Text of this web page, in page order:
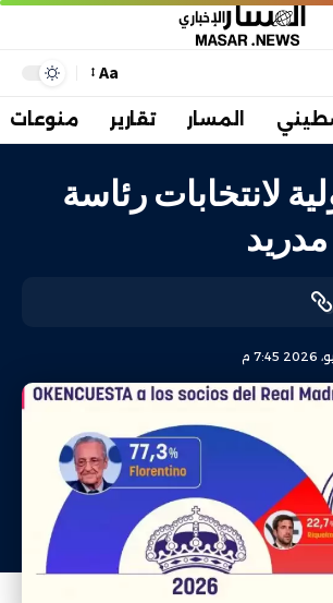
Aa
المسار تقارير منوعات
لانتخابات رئاسة